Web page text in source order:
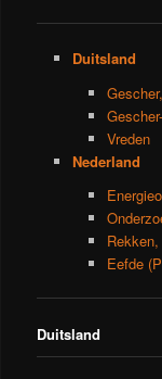
Duitsland
Vreden
Nederland
Eefde
Duitsland